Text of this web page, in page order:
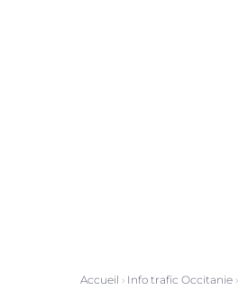
Accueil › Info trafic Occitanie›